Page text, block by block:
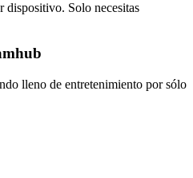
dispositivo. Solo necesitas
lleno de entretenimiento por sólo